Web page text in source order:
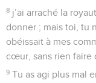
8 j’ai arraché la
donner ; mais toi, tu
obéissait à mes
cœur, sans rien faire
9 Tu as agi plus mal